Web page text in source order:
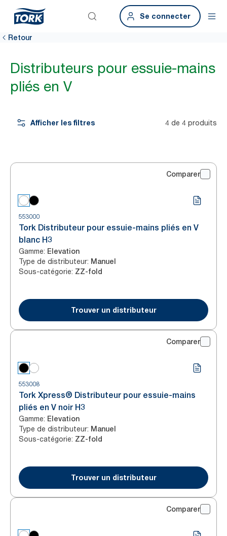
Se connecter
Retour
Distributeurs pour essuie-mains
pliés en V
Afficher les filtres 4 de 4 produits
Comparer
553000
Tork Distributeur pour essuie-mains pliés en V
blanc H3
Gamme: Elevation
Type de distributeur: Manuel
Sous-catégorie: ZZ-fold
Trouver un distributeur
Comparer
553008
Tork Xpress® Distributeur pour essuie-mains
pliés en V noir H3
Gamme: Elevation
Type de distributeur: Manuel
Sous-catégorie: ZZ-fold
Trouver un distributeur
Comparer